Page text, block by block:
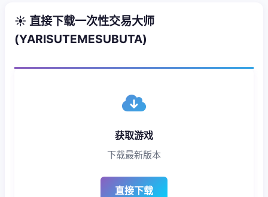
☀️ 直接下载一次性交易大师
(YARISUTEMESUBUTA)
获取游戏
下载最新版本
直接下载